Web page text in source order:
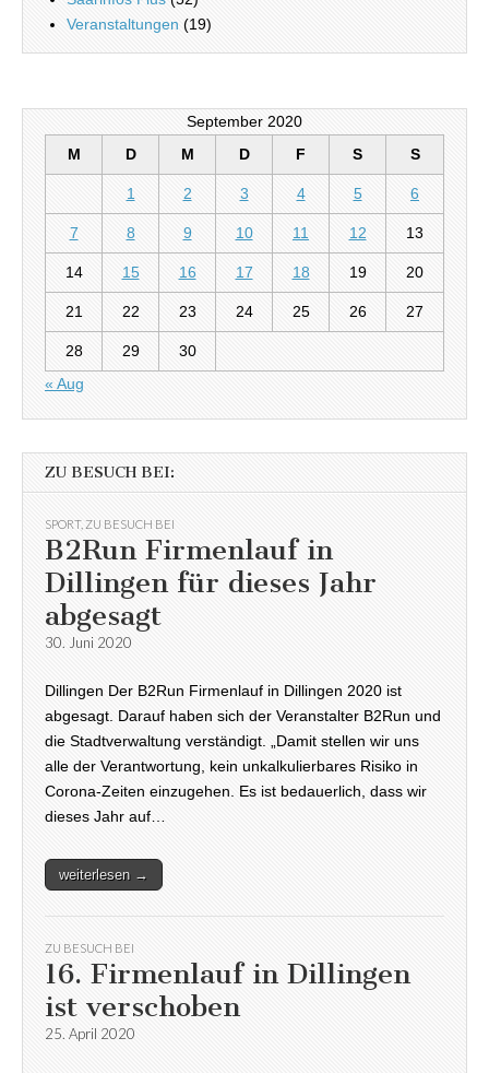
Veranstaltungen (19)
September 2020
M
D M D F S S
1 2 3 4 5 6
7 8 9 10 11 12 13
14 15 16 17 18 19 20
21 22 23 24 25 26 27
28 29
30
« Aug
ZU BESUCH BEI:
SPORT, ZU BESUCH BEI
B2Run Firmenlauf in
Dillingen für dieses Jahr
abgesagt
30. Juni 2020
Dillingen Der B2Run Firmenlauf in Dillingen 2020 ist
abgesagt. Darauf haben sich der Veranstalter B2Run und
die Stadtverwaltung verständigt. „Damit stellen wir uns
alle der Verantwortung, kein unkalkulierbares Risiko in
Corona-Zeiten einzugehen. Es ist bedauerlich, dass wir
dieses Jahr auf…
weiterlesen →
ZU BESUCH BEI
16. Firmenlauf in Dillingen
ist verschoben
25. April 2020